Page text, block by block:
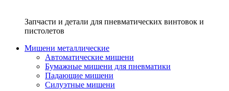
Запчасти и детали для пневматических винтовок и
пистолетов
Мишени металлические
Автоматические мишени
Бумажные мишени для пневматики
Падающие мишени
Силуэтные мишени